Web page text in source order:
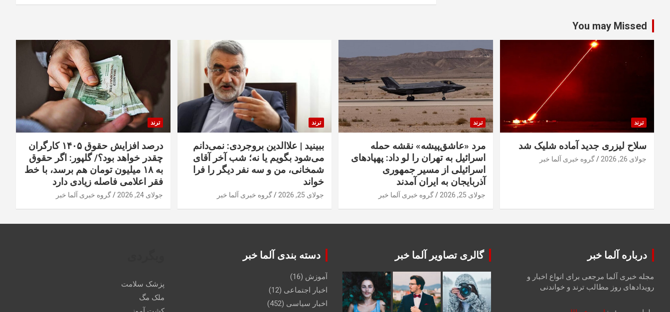
You may Missed
ترند
سلاح لیزری جدید آماده شلیک شد
جولای 26, 2026 گروه خبری آلما خبر
ترند
مرد «عاشق‌پیشه» نقشه حمله
اسرائیل به تهران را لو داد: پهپادهای
اسرائیلی از مسیر جمهوری
آذربایجان به ایران آمدند
جولای 25, 2026 گروه خبری آلما خبر
ترند
ببینید | علاالدین بروجردی: نمی‌دانم
می‌شود بگویم یا نه؛ شب آخر آقای
شمخانی، من و سه نفر دیگر را فرا
خواند
جولای 25, 2026 گروه خبری آلما خبر
ترند
درصد افزایش حقوق ۱۴۰۵ کارگران
چقدر خواهد بود؟/ گلپور: اگر حقوق
به ۱۸ میلیون تومان هم برسد، با خط
فقر اعلامی فاصله زیادی دارد
جولای 24, 2026 گروه خبری آلما خبر
درباره آلما خبر
مجله خبری آلما مرجعی برای انواع اخبار و
رویدادهای روز مطالب ترند و خواندنی
گالری تصاویر آلما خبر دسته بندی آلما خبر
آموزش (16)
اخبار اجتماعی (12)
اخبار سیاسی (452)
پزشک سلامت
ملک مگ